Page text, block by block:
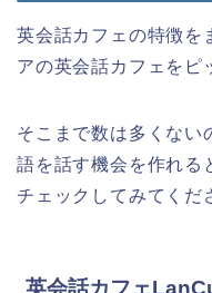
英会話カフェの特徴を
アの英会話カフェをピ
そこまで数は多くない
語を話す機会を作れる
チェックしてみてくだ
英会話カフェ